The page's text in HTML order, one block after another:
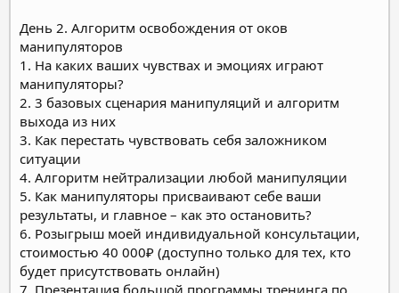
День 2. Алгоритм освобождения от оков
манипуляторов
1. На каких ваших чувствах и эмоциях играют
манипуляторы?
2. 3 базовых сценария манипуляций и алгоритм
выхода из них
3. Как перестать чувствовать себя заложником
ситуации
4. Алгоритм нейтрализации любой манипуляции
5. Как манипуляторы присваивают себе ваши
результаты, и главное – как это остановить?
6. Розыгрыш моей индивидуальной консультации,
стоимостью 40 000₽ (доступно только для тех, кто
будет присутствовать онлайн)
7. Презентация большой программы тренинга по